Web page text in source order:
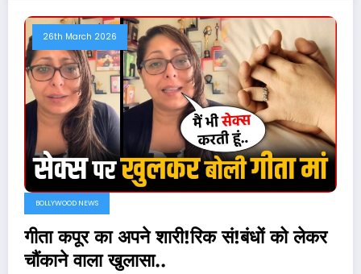
26th March 2026
BOLLYWOOD NEWS
गीता कपूर का अपने शारी!रिक सं!बंधों को लेकर
चौंकाने वाला खुलासा..